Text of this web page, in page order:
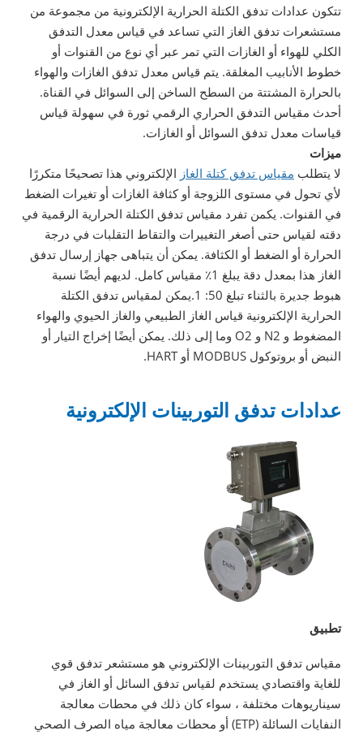
تتكون عدادات تدفق الكتلة الحرارية الإلكترونية من مجموعة من
مستشعرات تدفق الغاز التي تساعد في قياس معدل التدفق
الكلي للهواء أو الغازات التي تمر عبر أي نوع من القنوات أو
خطوط الأنابيب المغلقة. يتم قياس معدل تدفق الغازات والهواء
بالحرارة المشتتة من السطح الساخن إلى السوائل في القناة.
أحدث مقياس التدفق الحراري الرقمي ثورة في سهولة قياس
قياسات معدل تدفق السوائل أو الغازات.
ميزات
لا يتطلب مقياس تدفق كتلة الغاز الإلكتروني هذا تصحيحًا متكررًا
لأي تحول في مستوى اللزوجة أو كثافة الغازات أو تغيرات الضغط
في القنوات. يكمن تفرد مقياس تدفق الكتلة الحرارية الرقمية في
دقته لقياس حتى أصغر التغييرات والتقاط التقلبات في درجة
الحرارة أو الضغط أو الكثافة. يمكن أن يتباهى جهاز إرسال تدفق
الغاز هذا بمعدل دقة يبلغ 1٪ مقياس كامل. لديهم أيضًا نسبة
هبوط جديرة بالثناء تبلغ 50: 1.يمكن لمقياس تدفق الكتلة
الحرارية الإلكترونية قياس الغاز الطبيعي والغاز الحيوي والهواء
المضغوط و N2 و O2 وما إلى ذلك. يمكن أيضًا إخراج التيار أو
النبض أو بروتوكول MODBUS أو HART.
عدادات تدفق التوربينات الإلكترونية
تطبيق
مقياس تدفق التوربينات الإلكتروني هو مستشعر تدفق قوي
للغاية واقتصادي يستخدم لقياس تدفق السائل أو الغاز في
سيناريوهات مختلفة ، سواء كان ذلك في محطات معالجة
النفايات السائلة (ETP) أو محطات معالجة مياه الصرف الصحي